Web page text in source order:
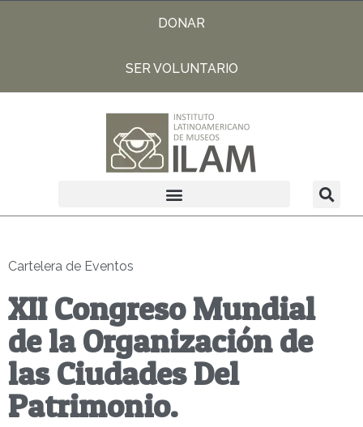
DONAR
SER VOLUNTARIO
Cartelera de Eventos
XII Congreso Mundial
de la Organización de
las Ciudades Del
Patrimonio.